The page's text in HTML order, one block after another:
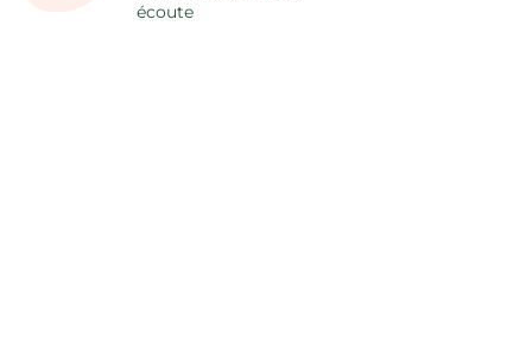
écoute